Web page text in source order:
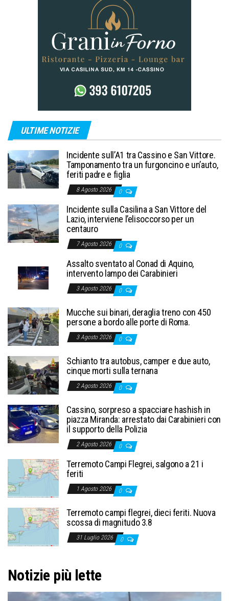
ULTIME NOTIZIE
Incidente sull’A1 tra Cassino e San Vittore.
Tamponamento tra un furgoncino e un’auto,
feriti padre e figlia
8 Agosto 2026 0
Incidente sulla Casilina a San Vittore del
Lazio, interviene l’elisoccorso per un
centauro
7 Agosto 2026 0
Assalto sventato al Conad di Aquino,
intervento lampo dei Carabinieri
3 Agosto 2026 0
Mucche sui binari, deraglia treno con 450
persone a bordo alle porte di Roma.
3 Agosto 2026 0
Schianto tra autobus, camper e due auto,
cinque morti sulla ternana
2 Agosto 2026 0
Cassino, sorpreso a spacciare hashish in
piazza Miranda: arrestato dai Carabinieri con
il supporto della Polizia
2 Agosto 2026 0
Terremoto Campi Flegrei, salgono a 21 i
feriti
1 Agosto 2026 0
Terremoto campi flegrei, dieci feriti. Nuova
scossa di magnitudo 3.8
31 Luglio 2026 0
Notizie più lette